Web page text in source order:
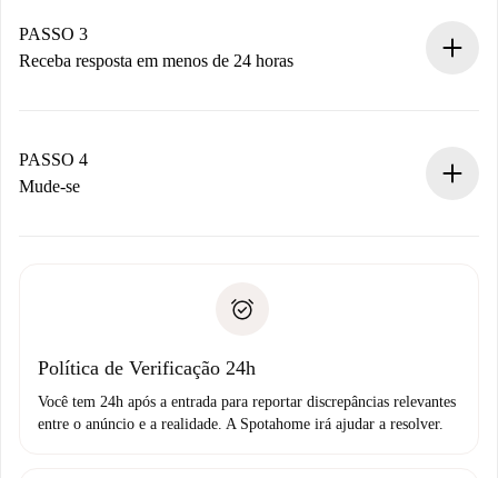
Não cobramos nada até que o proprietário confirme.
PASSO 3
Receba resposta em menos de 24 horas
proprietário.
Se recusada: não cobraremos nada e ofereceremos
Débito direto bancário
PASSO 4
Mude-se
não comunicar nenhum problema.
Política de Verificação 24h
Você tem 24h após a entrada para reportar discrepâncias relevantes
entre o anúncio e a realidade. A Spotahome irá ajudar a resolver.